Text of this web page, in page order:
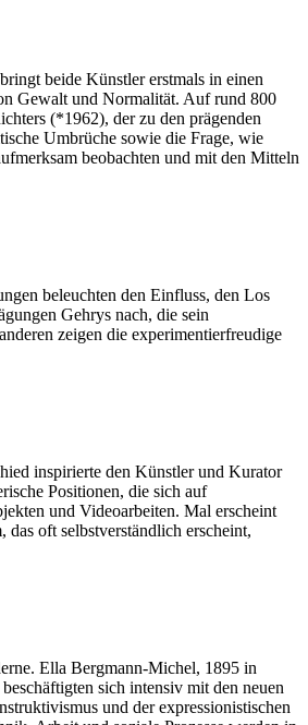
beide Künstler erstmals in einen
Gewalt und Normalität. Auf rund 800
(*1962), der zu den prägenden
Umbrüche sowie die Frage, wie
beobachten und mit den Mitteln
beleuchten den Einfluss, den Los
Gehrys nach, die sein
zeigen die experimentierfreudige
inspirierte den Künstler und Kurator
Positionen, die sich auf
und Videoarbeiten. Mal erscheint
oft selbstverständlich erscheint,
Ella Bergmann-Michel, 1895 in
sich intensiv mit den neuen
und der expressionistischen